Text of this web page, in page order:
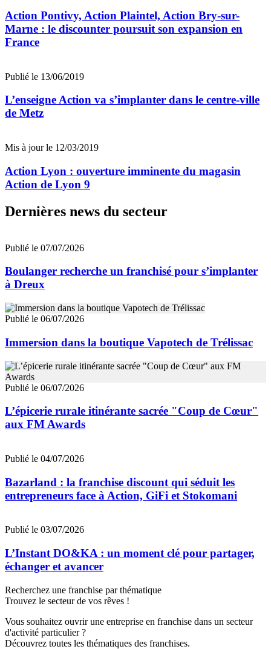
Action Pontivy, Action Plaintel, Action Bry-sur-
Marne : le discounter poursuit son expansion en
France
Publié le 13/06/2019
L’enseigne Action va s’implanter dans le centre-ville
de Metz
Mis à jour le 12/03/2019
Action Lyon : ouverture imminente du magasin
Action de Lyon 9
Dernières news du secteur
Publié le 07/07/2026
Boulanger recherche un franchisé pour s’implanter
à Dreux
Publié le 06/07/2026
Immersion dans la boutique Vapotech de Trélissac
Publié le 06/07/2026
L’épicerie rurale itinérante sacrée "Coup de Cœur"
aux FM Awards
Publié le 04/07/2026
Bazarland : la franchise discount qui séduit les
entrepreneurs face à Action, GiFi et Stokomani
Publié le 03/07/2026
L’Instant DO&KA : un moment clé pour partager,
échanger et avancer
Recherchez une franchise par thématique
Trouvez le secteur de vos rêves !
Vous souhaitez ouvrir une entreprise en franchise dans un secteur
d'activité particulier ?
Découvrez toutes les thématiques des franchises.